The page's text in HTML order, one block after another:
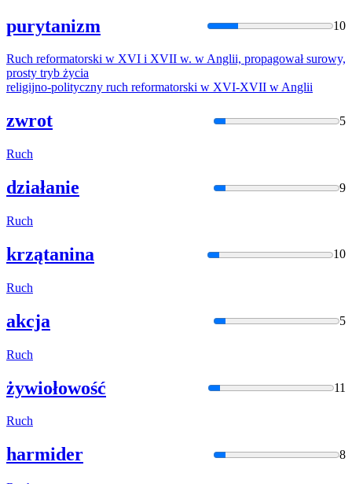
purytanizm 10
Ruch reformatorski w XVI i XVII w. wAnglii, propagował surowy,
prosty tryb życia
religijno-polityczny ruch reformatorski w XVI-XVII wAnglii
zwrot 5
Ruch
działanie 9
Ruch
krzątanina 10
Ruch
akcja 5
Ruch
żywiołowość 11
Ruch
harmider 8